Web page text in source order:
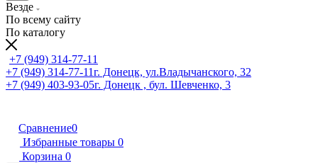
Везде
По всему сайту
По каталогу
+7 (949) 314-77-11
+7 (949) 314-77-11г. Донецк, ул.Владычанского, 32
+7 (949) 403-93-05г. Донецк , бул. Шевченко, 3
Сравнение0
Избранные товары 0
Корзина 0